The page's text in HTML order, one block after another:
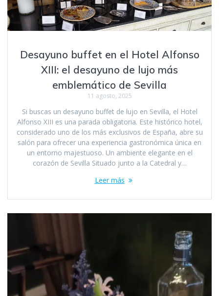
Desayuno buffet en el Hotel Alfonso
XIII: el desayuno de lujo más
emblemático de Sevilla
11 agosto, 2025
Si buscas un desayuno buffet de lujo en Sevilla, el Hotel
Alfonso XIII es una parada obligatoria. Este histórico hotel,
considerado uno de los más exclusivos de España, abre su
salón para ofrecer una experiencia gastronómica única en
un entorno majestuoso. Un ambiente elegante en el
corazón de Sevilla Situado junto a la Catedral y…
Leer más